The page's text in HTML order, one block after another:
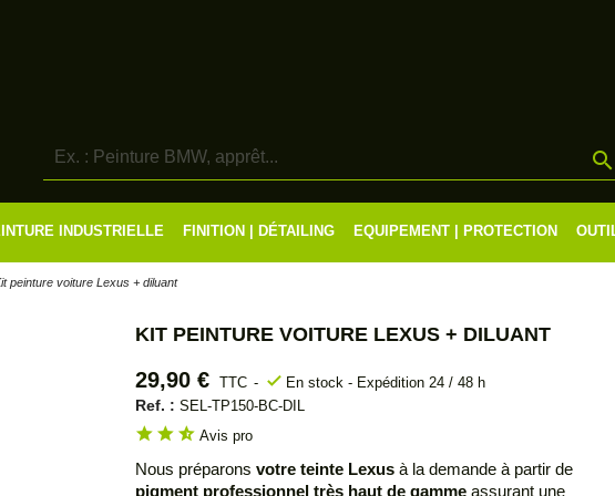

INDUSTRIELLE FINITION | DÉTAILING EQUIPEMENT | PROTECTION
peinture voiture Lexus + diluant
KIT PEINTURE VOITURE LEXUS + DILUANT
29,90 € TTC check En stock - Expédition 24 / 48 h
Ref. : SEL-TP150-BC-DIL
star star star_half Avis pro
Nous préparons votre teinte Lexusà la demande à partir de
pigment professionnel très haut de gammeassurant une